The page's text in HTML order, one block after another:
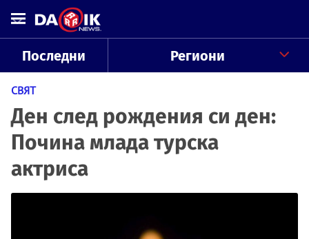
Последни Региони
СВЯТ
Ден след рождения си ден:
Почина млада турска
актриса